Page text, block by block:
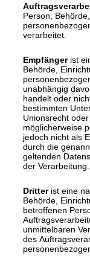
Person,
verarbeitet.
Empfängerist
Behörde,
unabhängig
handelt oder
bestimmten
Unionsrecht
möglicherweise
jedoch nicht als
durch die
geltenden
der Verarbeitung.
Dritterist eine
Behörde,
betroffenen
unmittelbaren
des